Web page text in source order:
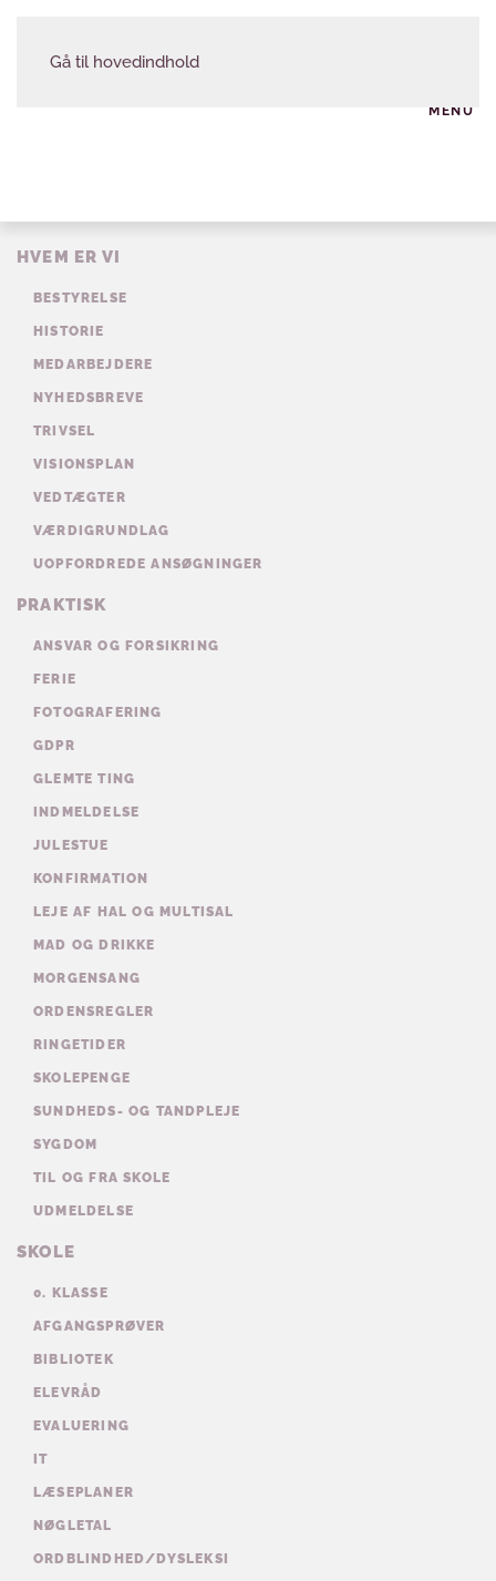
Gå til hovedindhold
MENU
HVEM ER VI
BESTYRELSE
HISTORIE
MEDARBEJDERE
NYHEDSBREVE
TRIVSEL
VISIONSPLAN
VEDTÆGTER
VÆRDIGRUNDLAG
UOPFORDREDE ANSØGNINGER
PRAKTISK
ANSVAR OG FORSIKRING
FERIE
FOTOGRAFERING
GDPR
GLEMTE TING
INDMELDELSE
JULESTUE
KONFIRMATION
LEJE AF HAL OG MULTISAL
MAD OG DRIKKE
MORGENSANG
ORDENSREGLER
RINGETIDER
SKOLEPENGE
SUNDHEDS- OG TANDPLEJE
SYGDOM
TIL OG FRA SKOLE
UDMELDELSE
SKOLE
0. KLASSE
AFGANGSPRØVER
BIBLIOTEK
ELEVRÅD
EVALUERING
IT
LÆSEPLANER
NØGLETAL
ORDBLINDHED/DYSLEKSI